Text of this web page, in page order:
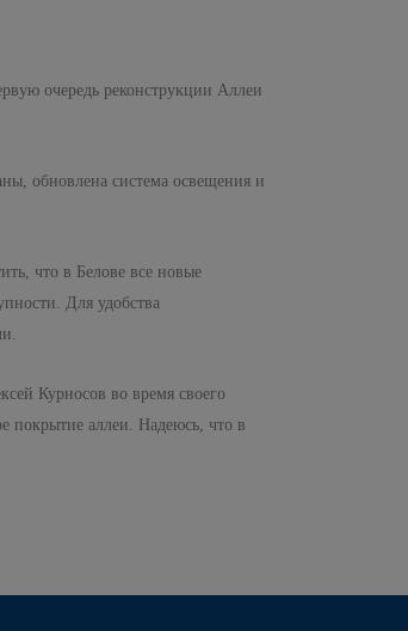
очередь реконструкции Аллеи
обновлена система освещения и
что в Белове все новые
Для удобства
Курносов во время своего
покрытие аллеи. Надеюсь, что в